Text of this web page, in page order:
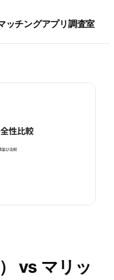
ッチングアプリ調査室
vs マリッ